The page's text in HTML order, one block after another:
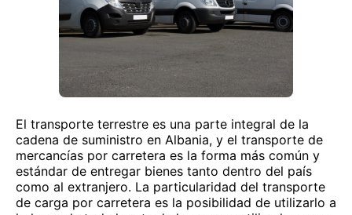
El transporte terrestre es una parte integral de la
cadena de suministro en Albania, y el transporte de
mercancías por carretera es la forma más común y
estándar de entregar bienes tanto dentro del país
como al extranjero. La particularidad del transporte
de carga por carretera es la posibilidad de utilizarlo a